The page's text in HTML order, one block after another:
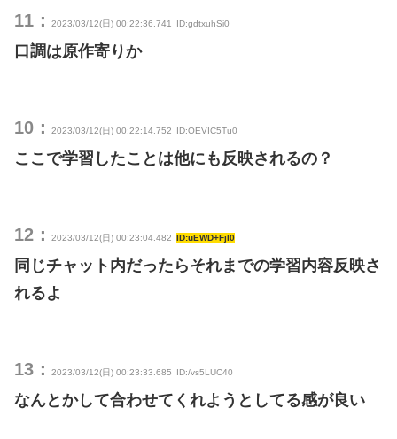
11： 2023/03/12(日) 00:22:36.741 ID:gdtxuhSi0
口調は原作寄りか
10： 2023/03/12(日) 00:22:14.752 ID:OEVIC5Tu0
ここで学習したことは他にも反映されるの？
12： 2023/03/12(日) 00:23:04.482 ID:uEWD+FjI0
同じチャット内だったらそれまでの学習内容反映さ
れるよ
13： 2023/03/12(日) 00:23:33.685 ID:/vs5LUC40
なんとかして合わせてくれようとしてる感が良い